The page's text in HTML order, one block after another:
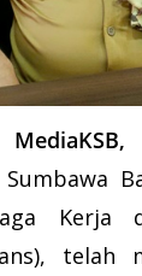
Kerja
telah